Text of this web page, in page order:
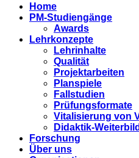
Home
PM-Studiengänge
Awards
Lehrkonzepte
Lehrinhalte
Qualität
Projektarbeiten
Planspiele
Fallstudien
Prüfungsformate
Vitalisierung von
Didaktik-
Forschung
Über uns